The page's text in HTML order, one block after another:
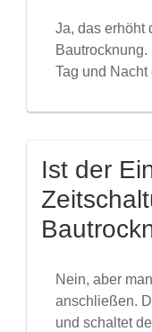
Ja, das erhöht
Tag und
Ist der
Nein, aber
anschließen.
und schaltet